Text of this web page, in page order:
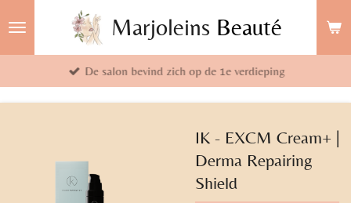
direct
naar
Marjoleins Beauté
De salon bevind zich op de 1e verdieping
IK - EXCM Cream+ |
Derma Repairing
Shield